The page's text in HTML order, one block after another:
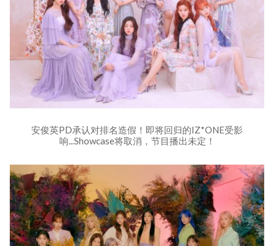
安俊英PD承认对排名造假！即将回归的IZ*ONE受影
响...Showcase将取消，节目播出未定！